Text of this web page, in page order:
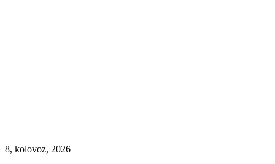
8, kolovoz, 2026